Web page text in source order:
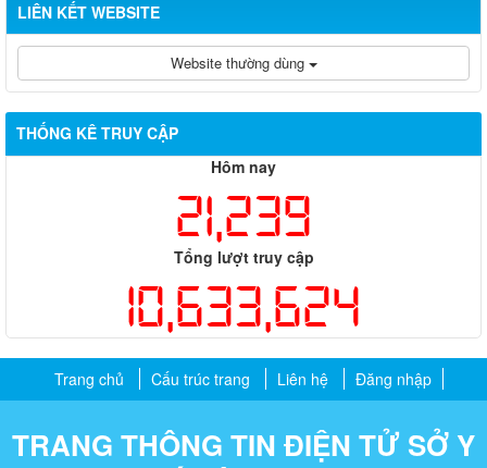
LIÊN KẾT WEBSITE
Website thường dùng
THỐNG KÊ TRUY CẬP
Hôm nay
21,239
Tổng lượt truy cập
10,633,624
Trang chủ Cấu trúc trang Liên hệ Đăng nhập
TRANG THÔNG TIN ĐIỆN TỬ SỞ Y